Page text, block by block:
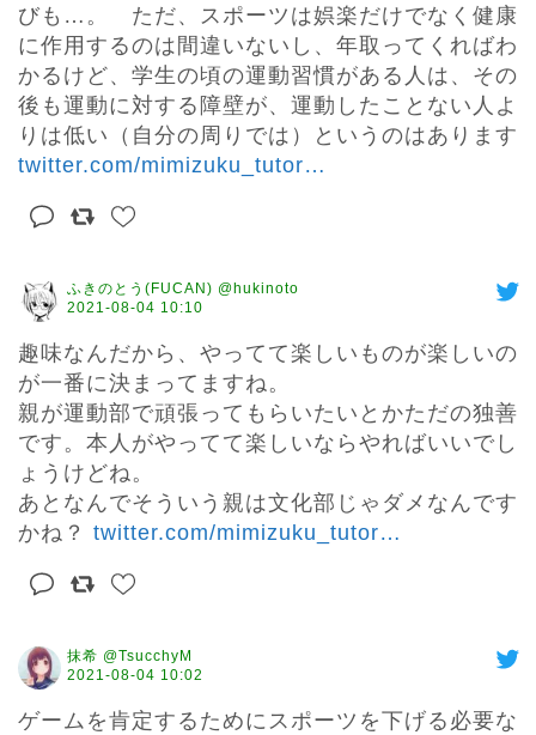
びも…。　ただ、スポーツは娯楽だけでなく健康
に作用するのは間違いないし、年取ってくればわ
かるけど、学生の頃の運動習慣がある人は、その
後も運動に対する障壁が、運動したことない人よ
twitter.com/mimizuku_tutor…
ふきのとう(FUCAN) @hukinoto
2021-08-04 10:10
趣味なんだから、やってて楽しいものが楽しいの
が一番に決まってますね。
親が運動部で頑張ってもらいたいとかただの独善
です。本人がやってて楽しいならやればいいでし
ょうけどね。
あとなんでそういう親は文化部じゃダメなんです
かね？ twitter.com/mimizuku_tutor…
抹希 @TsucchyM
2021-08-04 10:02
ゲームを肯定するためにスポーツを下げる必要な